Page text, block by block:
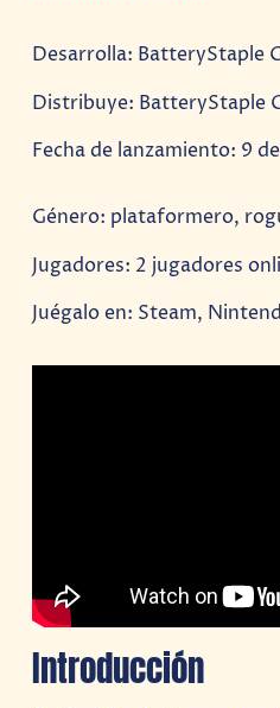
Desarrolla: BatteryStaple
Distribuye: BatteryStaple
Fecha de lanzamiento: 9
Género: plataformero,
Jugadores: 2 jugadores
Juégalo en: Steam,
Introducción